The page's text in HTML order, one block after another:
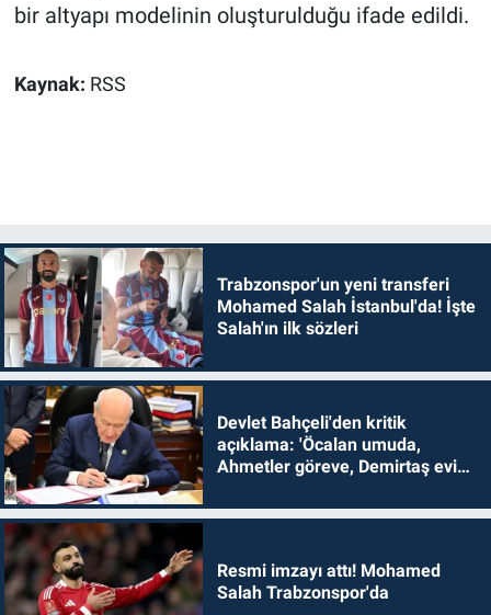
bir altyapı modelinin oluşturulduğu ifade edildi.
Kaynak: RSS
Trabzonspor'un yeni transferi
Mohamed Salah İstanbul'da! İşte
Salah'ın ilk sözleri
Devlet Bahçeli'den kritik
açıklama: 'Öcalan umuda,
Ahmetler göreve, Demirtaş evine
Resmi imzayı attı! Mohamed
Salah Trabzonspor'da